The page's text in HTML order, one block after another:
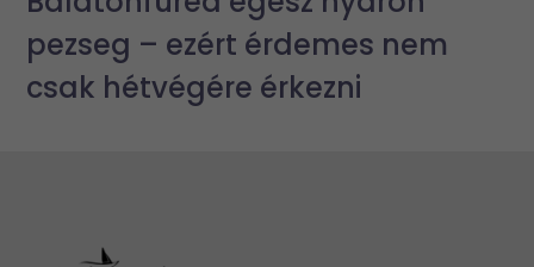
pezseg – ezért érdemes nem
csak hétvégére érkezni